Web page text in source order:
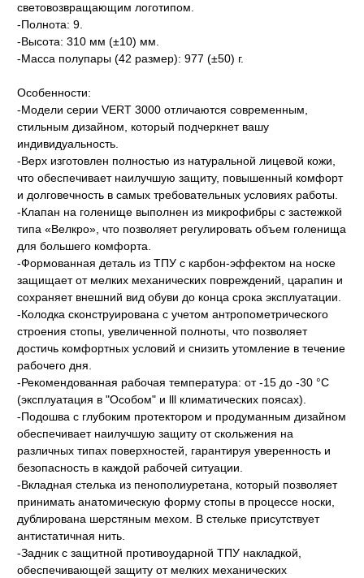
световозвращающим логотипом.
-Полнота: 9.
-Высота: 310 мм (±10) мм.
-Масса полупары (42 размер): 977 (±50) г.
Особенности:
-Модели серии VERT 3000 отличаются современным,
стильным дизайном, который подчеркнет вашу
индивидуальность.
-Верх изготовлен полностью из натуральной лицевой кожи,
что обеспечивает наилучшую защиту, повышенный комфорт
и долговечность в самых требовательных условиях работы.
-Клапан на голенище выполнен из микрофибры с застежкой
типа «Велкро», что позволяет регулировать объем голенища
для большего комфорта.
-Формованная деталь из ТПУ с карбон-эффектом на носке
защищает от мелких механических повреждений, царапин и
сохраняет внешний вид обуви до конца срока эксплуатации.
-Колодка сконструирована с учетом антропометрического
строения стопы, увеличенной полноты, что позволяет
достичь комфортных условий и снизить утомление в течение
рабочего дня.
-Рекомендованная рабочая температура: от -15 до -30 °C
(эксплуатация в "Особом" и lll климатических поясах).
-Подошва с глубоким протектором и продуманным дизайном
обеспечивает наилучшую защиту от скольжения на
различных типах поверхностей, гарантируя уверенность и
безопасность в каждой рабочей ситуации.
-Вкладная стелька из пенополиуретана, который позволяет
принимать анатомическую форму стопы в процессе носки,
дублирована шерстяным мехом. В стельке присутствует
антистатичная нить.
-Задник с защитной противоударной ТПУ накладкой,
обеспечивающей защиту от мелких механических